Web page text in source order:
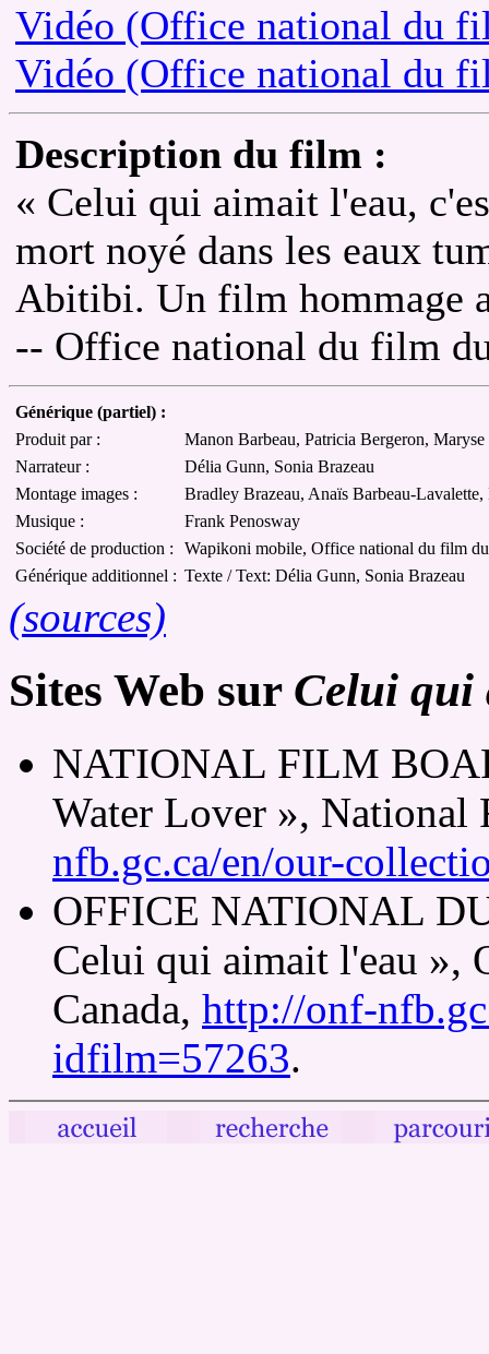
Vidéo (Office national du
Vidéo (Office national du
Description du film :
« Celui qui aimait l'eau,
mort noyé dans les eaux
Abitibi. Un film hommage
-- Office national du film
Générique (partiel) :
Produit par :
Manon Barbeau, Patricia Bergeron,
Narrateur :
Délia Gunn, Sonia Brazeau
Montage images :
Bradley Brazeau, Anaïs Barbeau-
Musique :
Frank Penosway
Société de production :
Wapikoni mobile, Office national du film
Générique additionnel : Texte / Text: Délia Gunn, Sonia Brazeau
(sources)
Sites Web sur Celui qui
NATIONAL FILM
Water Lover »,
nfb.gc.ca/en/our-
OFFICE NATIONAL
Celui qui aimait l'eau »,
Canada, http://onf-
idfilm=57263.